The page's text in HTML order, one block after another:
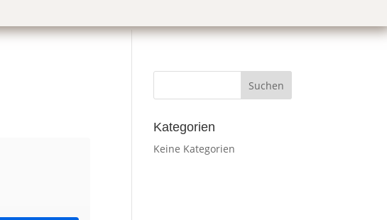
Kategorien
Keine Kategorien